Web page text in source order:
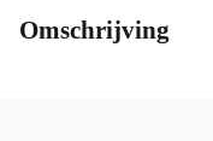
Omschrijving